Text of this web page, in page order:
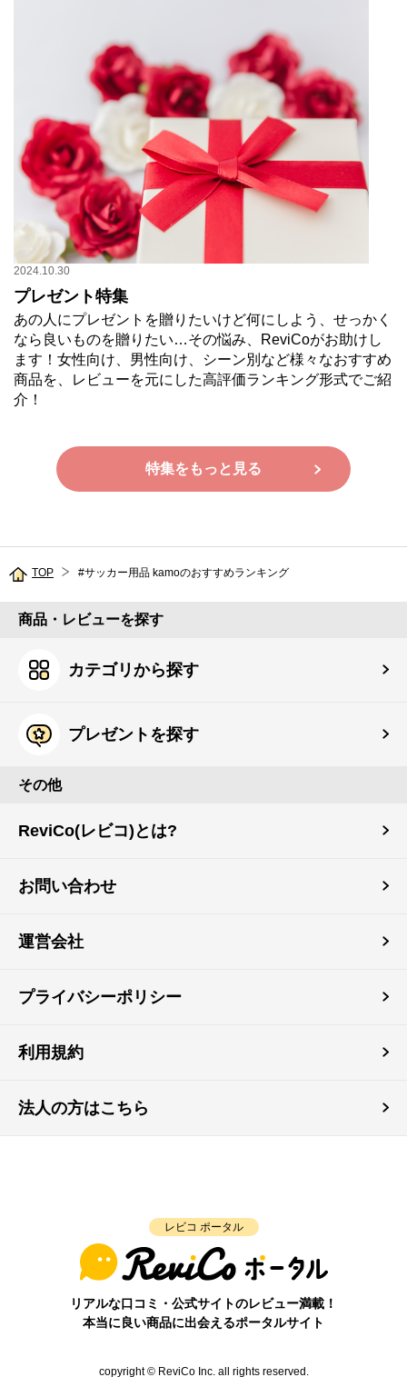
2024.10.30
プレゼント特集
あの人にプレゼントを贈りたいけど何にしよう、せっかく
なら良いものを贈りたい…その悩み、ReviCoがお助けし
ます！女性向け、男性向け、シーン別など様々なおすすめ
商品を、レビューを元にした高評価ランキング形式でご紹
介！
特集をもっと見る
TOP #サッカー用品 kamoのおすすめランキング
商品・レビューを探す
カテゴリから探す
プレゼントを探す
その他
ReviCo(レビコ)とは?
お問い合わせ
運営会社
プライバシーポリシー
利用規約
法人の方はこちら
レビコ ポータル
リアルな口コミ・公式サイトのレビュー満載！
本当に良い商品に出会えるポータルサイト
copyright © ReviCo Inc. all rights reserved.